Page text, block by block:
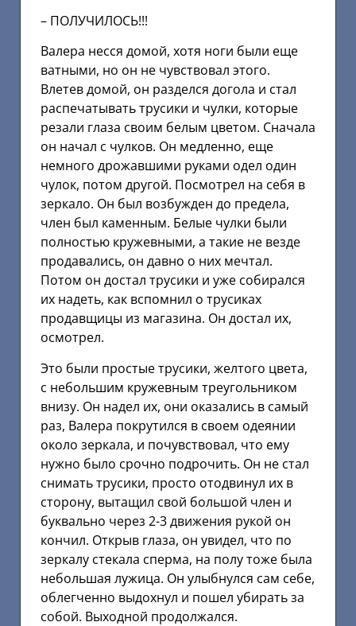
– ПОЛУЧИЛОСЬ!!!
Валера несся домой, хотя ноги были еще
ватными, но он не чувствовал этого.
Влетев домой, он разделся догола и стал
распечатывать трусики и чулки, которые
резали глаза своим белым цветом. Сначала
он начал с чулков. Он медленно, еще
немного дрожавшими руками одел один
чулок, потом другой. Посмотрел на себя в
зеркало. Он был возбужден до предела,
член был каменным. Белые чулки были
полностью кружевными, а такие не везде
продавались, он давно о них мечтал.
Потом он достал трусики и уже собирался
их надеть, как вспомнил о трусиках
продавщицы из магазина. Он достал их,
осмотрел.
Это были простые трусики, желтого цвета,
с небольшим кружевным треугольником
внизу. Он надел их, они оказались в самый
раз, Валера покрутился в своем одеянии
около зеркала, и почувствовал, что ему
нужно было срочно подрочить. Он не стал
снимать трусики, просто отодвинул их в
сторону, вытащил свой большой член и
буквально через 2-3 движения рукой он
кончил. Открыв глаза, он увидел, что по
зеркалу стекала сперма, на полу тоже была
небольшая лужица. Он улыбнулся сам себе,
облегченно выдохнул и пошел убирать за
собой. Выходной продолжался.